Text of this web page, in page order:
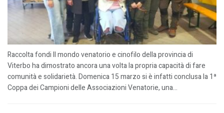
Raccolta fondi Il mondo venatorio e cinofilo della provincia di
Viterbo ha dimostrato ancora una volta la propria capacità di fare
comunità e solidarietà. Domenica 15 marzo si è infatti conclusa la 1ª
Coppa dei Campioni delle Associazioni Venatorie, una...